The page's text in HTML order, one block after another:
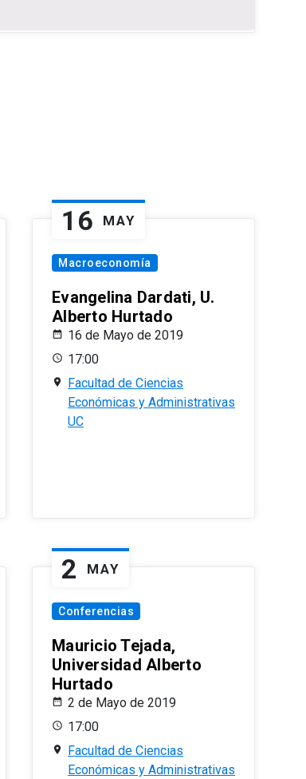
16 MAY
Macroeconomía
Evangelina Dardati, U.
Alberto Hurtado
16 de Mayo de 2019
17:00
Facultad de Ciencias
Económicas y Administrativas
UC
2 MAY
Conferencias
Mauricio Tejada,
Universidad Alberto
Hurtado
2 de Mayo de 2019
17:00
Facultad de Ciencias
Económicas y Administrativas